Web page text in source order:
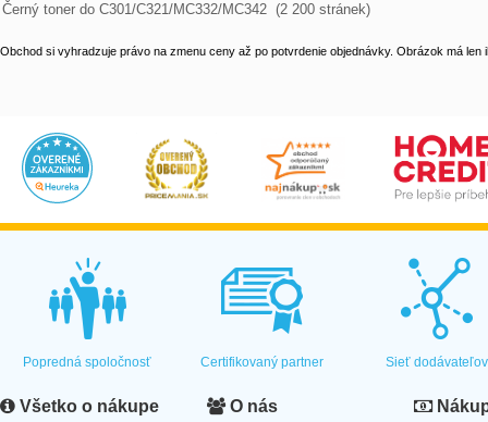
Černý toner do C301/C321/MC332/MC342  (2 200 stránek)
Obchod si vyhradzuje právo na zmenu ceny až po potvrdenie objednávky. Obrázok má len
Popredná spoločnosť Certifikovaný partner Sieť dodávateľov
Všetko o nákupe O nás